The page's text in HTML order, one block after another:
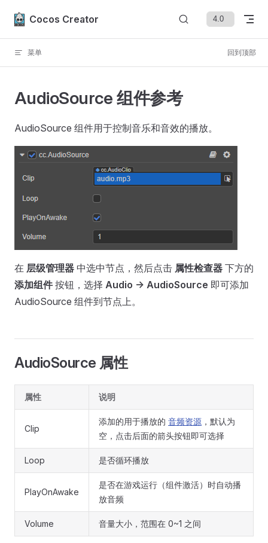
Skip to content
Cocos Creator
菜单 回到顶部
AudioSource 组件参考
AudioSource 组件用于控制音乐和音效的播放。
在 层级管理器 中选中节点，然后点击 属性检查器 下方的
添加组件按钮，选择 Audio -> AudioSource 即可添加
AudioSource 组件到节点上。
AudioSource 属性
属性 说明
Clip
添加的用于播放的 音频资源 ，默认为
空，点击后面的箭头按钮即可选择
Loop 是否循环播放
PlayOnAwake
是否在游戏运行（组件激活）时自动播
放音频
Volume 音量大小，范围在 0~1 之间